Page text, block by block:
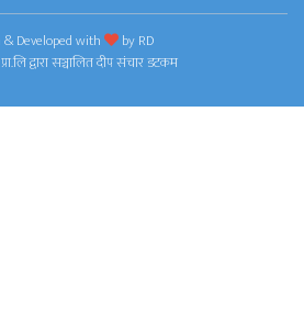
& Developed with byRD
द्वारा सञ्चालित दीप संचार डटकम